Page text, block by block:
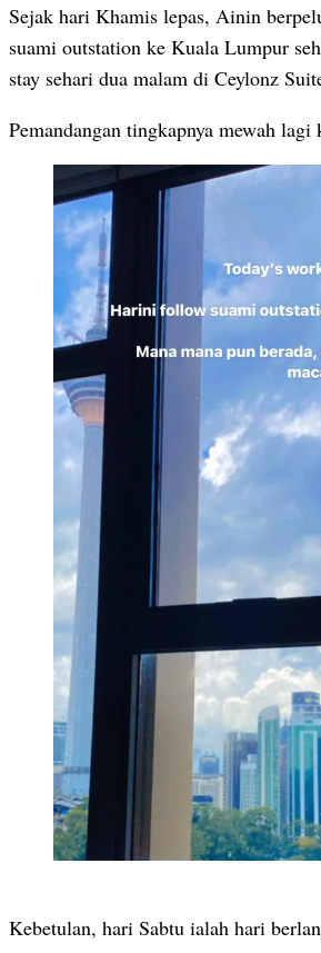
Sejak hari Khamis lepas, Ainin
suami outstation ke Kuala Lumpur
stay sehari dua malam di Ceylonz
Pemandangan tingkapnya mewah lagi
Kebetulan, hari Sabtu ialah hari